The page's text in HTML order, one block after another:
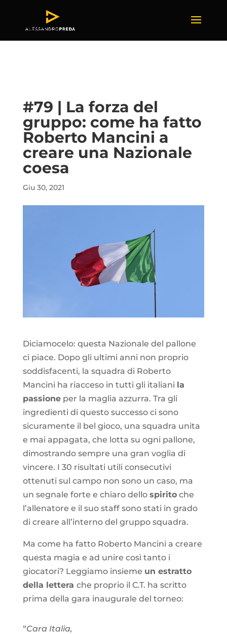
#79 | La forza del
gruppo: come ha fatto
Roberto Mancini a
creare una Nazionale
coesa
Giu 30, 2021
Diciamocelo: questa Nazionale del pallone
ci piace. Dopo gli ultimi anni non proprio
soddisfacenti, la squadra di Roberto
Mancini ha riacceso in tutti gli italiani la
passioneper la maglia azzurra. Tra gli
ingredienti di questo successo ci sono
sicuramente il bel gioco, una squadra unita
e mai appagata, che lotta su ogni pallone,
dimostrando sempre una gran voglia di
vincere. I 30 risultati utili consecutivi
ottenuti sul campo non sono un caso, ma
un segnale forte e chiaro dello spiritoche
l’allenatore e il suo staff sono stati in grado
di creare all’interno del gruppo squadra.
Ma come ha fatto Roberto Mancini a creare
questa magia e ad unire così tanto i
giocatori? Leggiamo insieme un estratto
della lettera che proprio il C.T. ha scritto
prima della gara inaugurale del torneo:
“Cara Italia,